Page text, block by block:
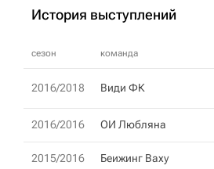
История выступлений
сезон команда
2016/2018 Види ФК
2016/2016 ОИ Любляна
2015/2016 Беижинг Baxy